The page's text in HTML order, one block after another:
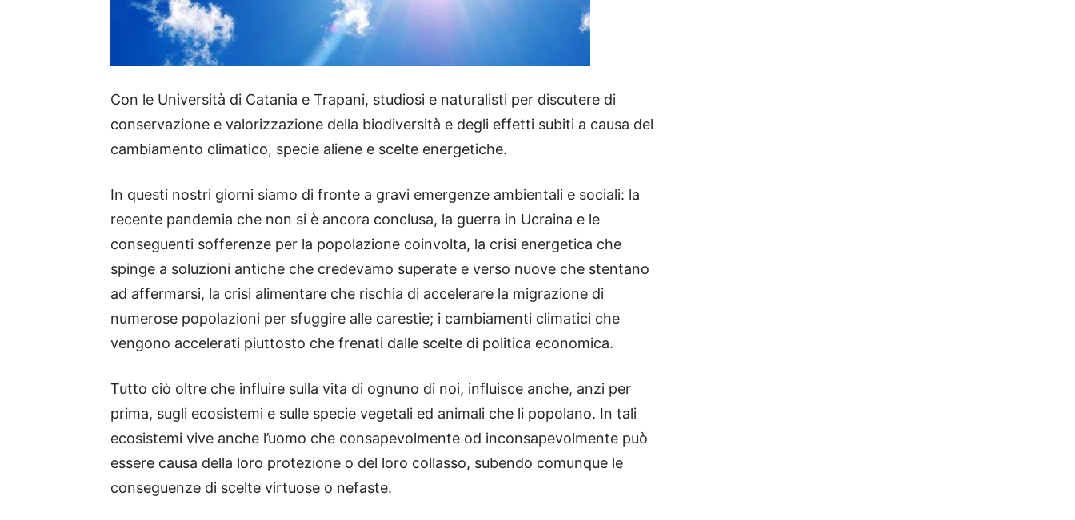
Con le Università di Catania e Trapani, studiosi e naturalisti per discutere di
conservazione e valorizzazione della biodiversità e degli effetti subiti a causa del
cambiamento climatico, specie aliene e scelte energetiche.
In questi nostri giorni siamo di fronte a gravi emergenze ambientali e sociali: la
recente pandemia che non si è ancora conclusa, la guerra in Ucraina e le
conseguenti sofferenze per la popolazione coinvolta, la crisi energetica che
spinge a soluzioni antiche che credevamo superate e verso nuove che stentano
ad affermarsi, la crisi alimentare che rischia di accelerare la migrazione di
numerose popolazioni per sfuggire alle carestie; i cambiamenti climatici che
vengono accelerati piuttosto che frenati dalle scelte di politica economica.
Tutto ciò oltre che influire sulla vita di ognuno di noi, influisce anche, anzi per
prima, sugli ecosistemi e sulle specie vegetali ed animali che li popolano. In tali
ecosistemi vive anche l’uomo che consapevolmente od inconsapevolmente può
essere causa della loro protezione o del loro collasso, subendo comunque le
conseguenze di scelte virtuose o nefaste.